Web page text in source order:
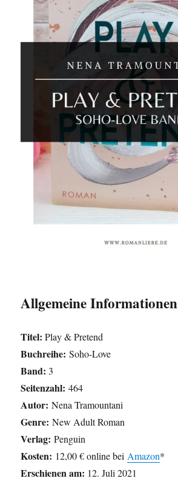
Allgemeine Informationen
Titel: Play & Pretend
Buchreihe: Soho-Love
Band: 3
Seitenzahl:464
Autor: Nena Tramountani
Genre: New Adult Roman
Verlag: Penguin
Kosten: 12,00 € online bei Amazon*
Erschienen am: 12. Juli 2021